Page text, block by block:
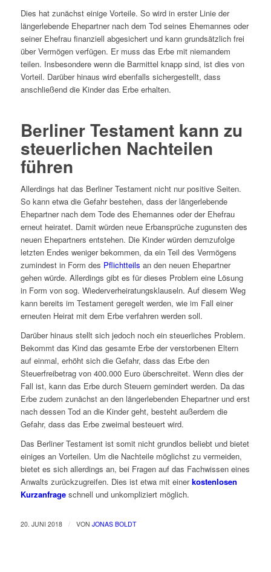
Dies hat zunächst einige Vorteile. So wird in erster Linie der
längerlebende Ehepartner nach dem Tod seines Ehemannes oder
seiner Ehefrau finanziell abgesichert und kann grundsätzlich frei
über Vermögen verfügen. Er muss das Erbe mit niemandem
teilen. Insbesondere wenn die Barmittel knapp sind, ist dies von
Vorteil. Darüber hinaus wird ebenfalls sichergestellt, dass
anschließend die Kinder das Erbe erhalten.
Berliner Testament kann zu
steuerlichen Nachteilen
führen
Allerdings hat das Berliner Testament nicht nur positive Seiten.
So kann etwa die Gefahr bestehen, dass der längerlebende
Ehepartner nach dem Tode des Ehemannes oder der Ehefrau
erneut heiratet. Damit würden neue Erbansprüche zugunsten des
neuen Ehepartners entstehen. Die Kinder würden demzufolge
letzten Endes weniger bekommen, da ein Teil des Vermögens
zumindest in Form des Pflichtteils an den neuen Ehepartner
gehen würde. Allerdings gibt es für dieses Problem eine Lösung
in Form von sog. Wiederverheiratungsklauseln. Auf diesem Weg
kann bereits im Testament geregelt werden, wie im Fall einer
erneuten Heirat mit dem Erbe verfahren werden soll.
Darüber hinaus stellt sich jedoch noch ein steuerliches Problem.
Bekommt das Kind das gesamte Erbe der verstorbenen Eltern
auf einmal, erhöht sich die Gefahr, dass das Erbe den
Steuerfreibetrag von 400.000 Euro überschreitet. Wenn dies der
Fall ist, kann das Erbe durch Steuern gemindert werden. Da das
Erbe zudem zunächst an den längerlebenden Ehepartner und erst
nach dessen Tod an die Kinder geht, besteht außerdem die
Gefahr, dass das Erbe zweimal besteuert wird.
Das Berliner Testament ist somit nicht grundlos beliebt und bietet
einiges an Vorteilen. Um die Nachteile möglichst zu vermeiden,
bietet es sich allerdings an, bei Fragen auf das Fachwissen eines
Anwalts zurückzugreifen. Dies ist etwa mit einerkostenlosen
Kurzanfrageschnell und unkompliziert möglich.
20. JUNI 2018 / VON JONAS BOLDT